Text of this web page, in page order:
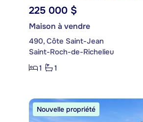
225 000 $
Maison à vendre
490, Côte Saint-Jean
Saint-Roch-de-Richelieu
1
1
Nouvelle propriété